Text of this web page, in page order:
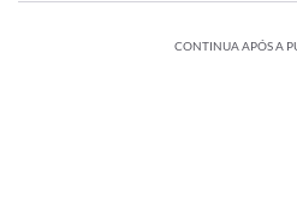
CONTINUA APÓS A